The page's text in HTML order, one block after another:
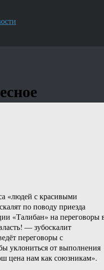
«людей с красивыми
по поводу приезда
«Талибан» на переговоры
— зубоскалит
переговоры с
уклониться от выполнения
цена нам как союзникам».